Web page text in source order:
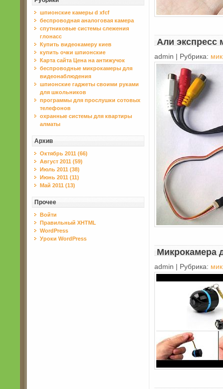
шпионские камеры d xfcf
беспроводная аналоговая камера
спутниковые системы слежения
глонасс
Купить видеокамеру киев
купить очки шпионские
Карта сайта Цена на антижучок
беспроводные микрокамеры для
видеонаблюдения
шпионские гаджеты своими руками
для школьников
программы для прослушки сотовых
телефонов
охранные системы для квартиры
алматы
Архив
Октябрь 2011 (66)
Август 2011 (59)
Июль 2011 (38)
Июнь 2011 (11)
Май 2011 (13)
Прочее
Войти
Правильный XHTML
WordPress
Уроки WordPress
Али экспресс
admin | Рубрика:
Микрокамера
admin | Рубрика: